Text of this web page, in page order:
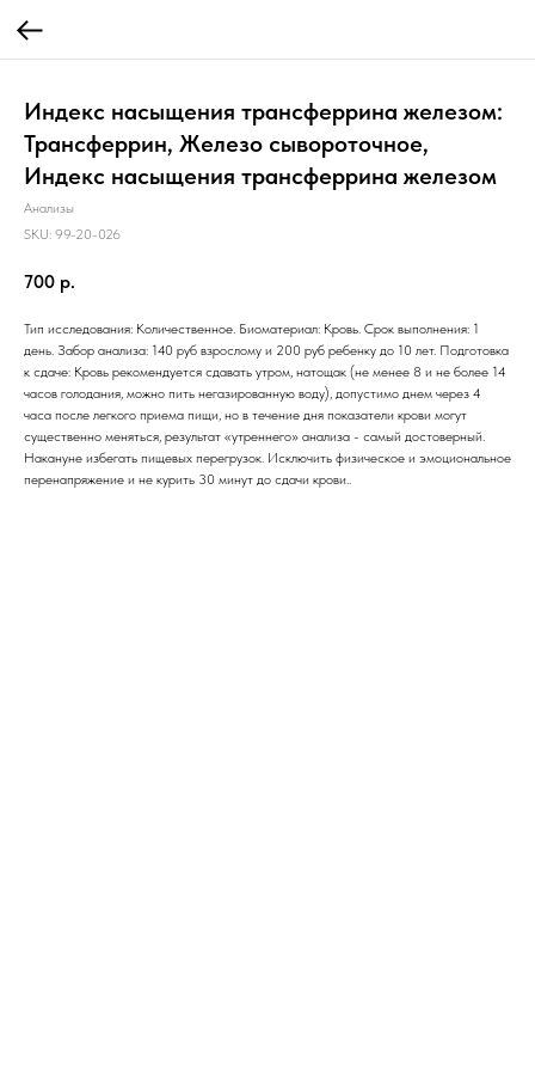
Индекс насыщения трансферрина железoм:
Трансферрин, Железо сывороточное,
Индекс насыщения трансферрина железом
Анализы
SKU: 99-20-026
700 р.
Тип исследования: Количественное. Биоматериал: Кровь. Срок выполнения: 1
день. Забор анализа: 140 руб взрослому и 200 руб ребенку до 10 лет. Подготовка
к сдаче: Кровь рекомендуется сдавать утром, натощак (не менее 8 и не более 14
часов голодания, можно пить негазированную воду), допустимо днем через 4
часа после легкого приема пищи, но в течение дня показатели крови могут
существенно меняться, результат «утреннего» анализа - самый достоверный.
Накануне избегать пищевых перегрузок. Исключить физическое и эмоциональное
перенапряжение и не курить 30 минут до сдачи крови..